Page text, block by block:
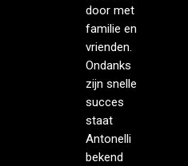
door met
familie en
vrienden.
Ondanks
zijn snelle
succes
staat
Antonelli
bekend